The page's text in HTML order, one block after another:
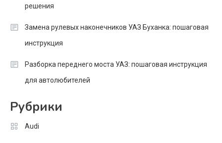
решения
Замена рулевых наконечников УАЗ Буханка: пошаговая
инструкция
Разборка переднего моста УАЗ: пошаговая инструкция
для автолюбителей
Рубрики
Audi